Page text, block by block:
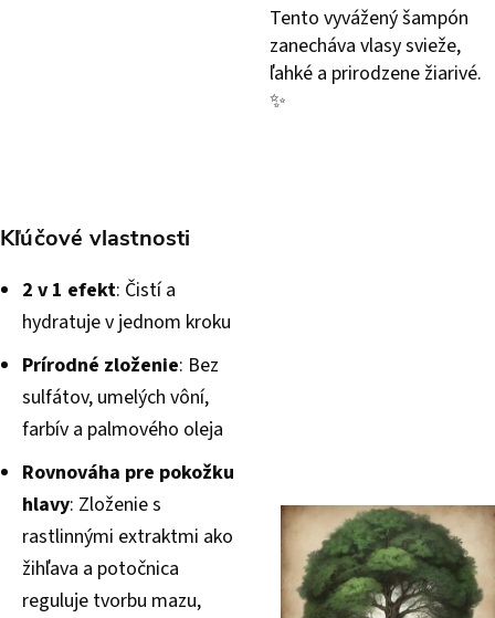
Tento vyvážený šampón
zanecháva vlasy svieže,
ľahké a prirodzene žiarivé.
✨
Kľúčové vlastnosti
2 v 1 efekt: Čistí a
hydratuje v jednom kroku
Prírodné zloženie: Bez
sulfátov, umelých vôní,
farbív a palmového oleja
Rovnováha pre pokožku
hlavy: Zloženie s
rastlinnými extraktmi ako
žihľava a potočnica
reguluje tvorbu mazu,